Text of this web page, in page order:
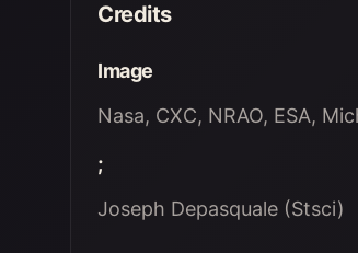
Credits
Image
Nasa, CXC, NRAO, ESA,
;
Joseph Depasquale (Stsci)